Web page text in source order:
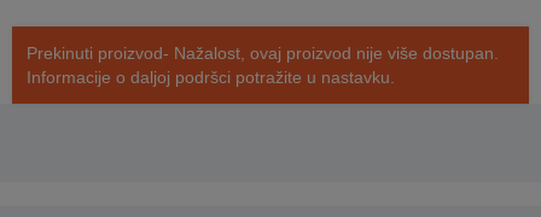
Prekinuti proizvod- Nažalost, ovaj proizvod nije više dostupan.
Informacije o daljoj podršci potražite u nastavku.